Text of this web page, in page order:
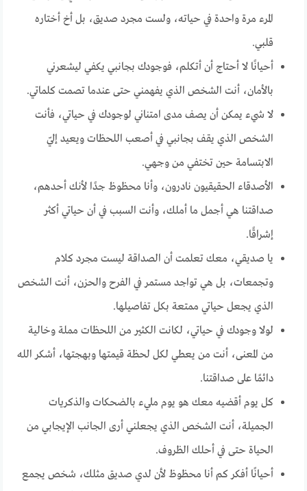
المرء مرة واحدة في حياته، ولست مجرد صديق، بل أخ أختاره
قلبي.
أحيانًا لا أحتاج أن أتكلم، فوجودك بجانبي يكفي ليشعرني
بالأمان، أنت الشخص الذي يفهمني حتى عندما تصمت كلماتي.
لا شيء يمكن أن يصف مدى امتناني لوجودك في حياتي، فأنت
الشخص الذي يقف بجانبي في أصعب اللحظات ويعيد إليّ
الابتسامة حين تختفي من وجهي.
الأصدقاء الحقيقيون نادرون، وأنا محظوظ جدًا لأنك أحدهم،
صداقتنا هي أجمل ما أملك، وأنت السبب في أن حياتي أكثر
إشراقًا.
يا صديقي، معك تعلمت أن الصداقة ليست مجرد كلام
وتجمعات، بل هي تواجد مستمر في الفرح والحزن، أنت الشخص
الذي يجعل حياتي ممتعة بكل تفاصيلها.
لولا وجودك في حياتي، لكانت الكثير من اللحظات مملة وخالية
من المعنى، أنت من يعطي لكل لحظة قيمتها وبهجتها، أشكر الله
دائمًا على صداقتنا.
كل يوم أقضيه معك هو يوم مليء بالضحكات والذكريات
الجميلة، أنت الشخص الذي يجعلني أرى الجانب الإيجابي من
الحياة حتى في أحلك الظروف.
أحيانًا أفكر كم أنا محظوظ لأن لدي صديق مثلك، شخص يجمع